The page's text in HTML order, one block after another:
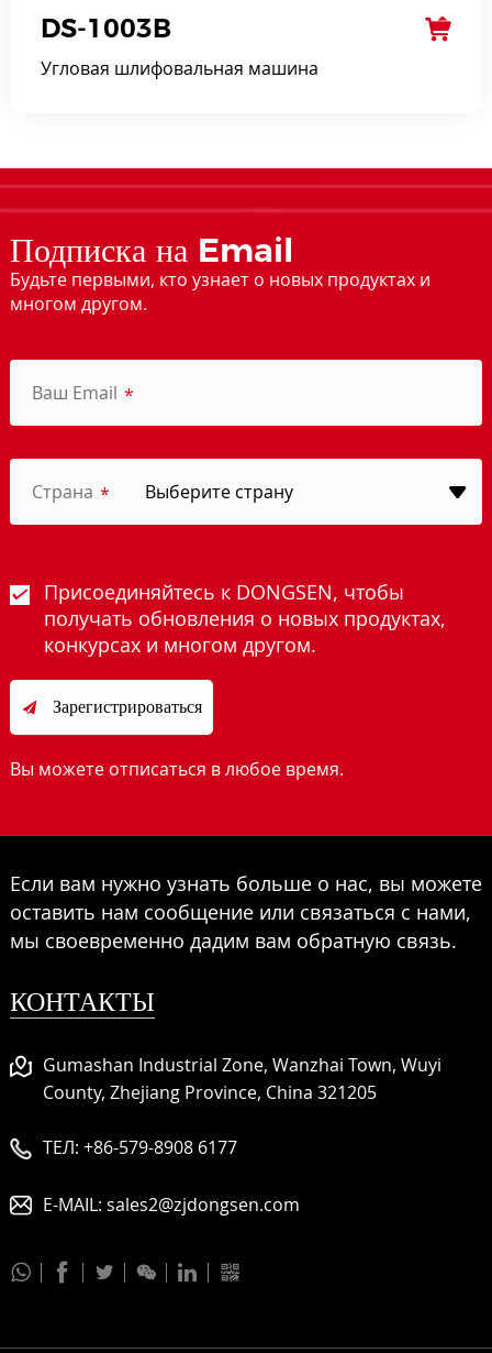
DS-1003B
Угловая шлифовальная машина
Подписка на Email
Будьте первыми, кто узнает о новых продуктах и
многом другом.
Ваш Email *
Страна *
Присоединяйтесь к DONGSEN, чтобы
получать обновления о новых продуктах,
конкурсах и многом другом.
 Зарегистрироваться
Вы можете отписаться в любое время.
Если вам нужно узнать больше о нас, вы можете
оставить нам сообщение или связаться с нами,
мы своевременно дадим вам обратную связь.
КОНТАКТЫ
Gumashan Industrial Zone, Wanzhai Town, Wuyi
County, Zhejiang Province, China 321205
ТЕЛ: +86-579-8908 6177
E-MAIL: sales2@zjdongsen.com
     